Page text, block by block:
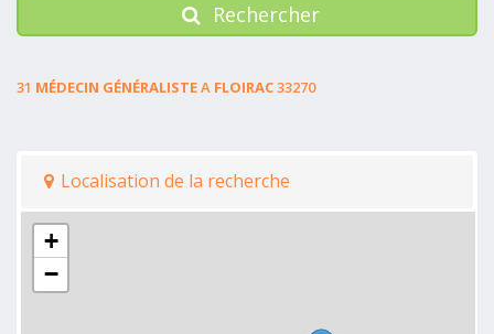
Rechercher
31 MÉDECIN GÉNÉRALISTEA FLOIRAC33270
Localisation de la recherche
+
−